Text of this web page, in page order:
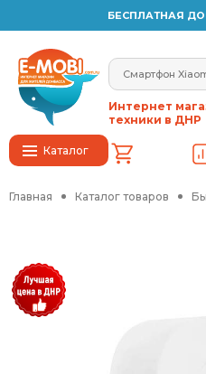
БЕСПЛАТНАЯ
Каталог
Интернет
техники в ДНР
Главная Каталог товаров